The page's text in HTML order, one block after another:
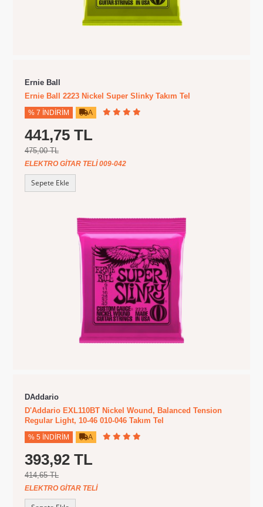
Ernie Ball
Ernie Ball 2223 Nickel Super Slinky Takım Tel
% 7 İNDIRIM A
441,75 TL
475,00 TL
ELEKTRO GITAR TELI 009-042
Sepete Ekle
DAddario
D'Addario EXL110BT Nickel Wound, Balanced Tension
Regular Light, 10-46 010-046 Takım Tel
% 5 İNDIRIM A
393,92 TL
414,65 TL
ELEKTRO GITAR TELI